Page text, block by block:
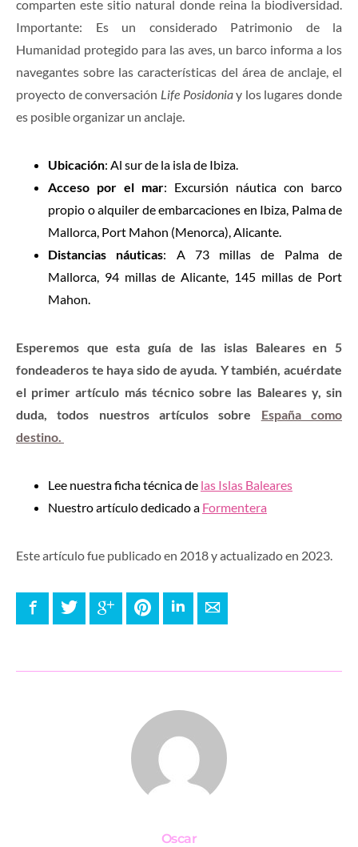
comparten este sitio natural donde reina la biodiversidad.
Importante: Es un considerado Patrimonio de la
Humanidad protegido para las aves, un barco informa a los
navegantes sobre las características del área de anclaje, el
proyecto de conversación Life Posidoniay los lugares donde
es posible organizar un anclaje.
Ubicación: Al sur de la isla de Ibiza.
Acceso por el mar: Excursión náutica con barco
propio o alquiler de embarcaciones en Ibiza, Palma de
Mallorca, Port Mahon (Menorca), Alicante.
Distancias náuticas: A 73 millas de Palma de
Mallorca, 94 millas de Alicante, 145 millas de Port
Mahon.
Esperemos que esta guía de las islas Baleares en 5
fondeaderos te haya sido de ayuda. Y también, acuérdate
el primer artículo más técnico sobre las Baleares y, sin
duda, todos nuestros artículos sobre España como
destino.
Lee nuestra ficha técnica de las Islas Baleares
Nuestro artículo dedicado a Formentera
Este artículo fue publicado en 2018 y actualizado en 2023.
FacebookTwitter Google+ PinterestLinkedInE-mail
Oscar